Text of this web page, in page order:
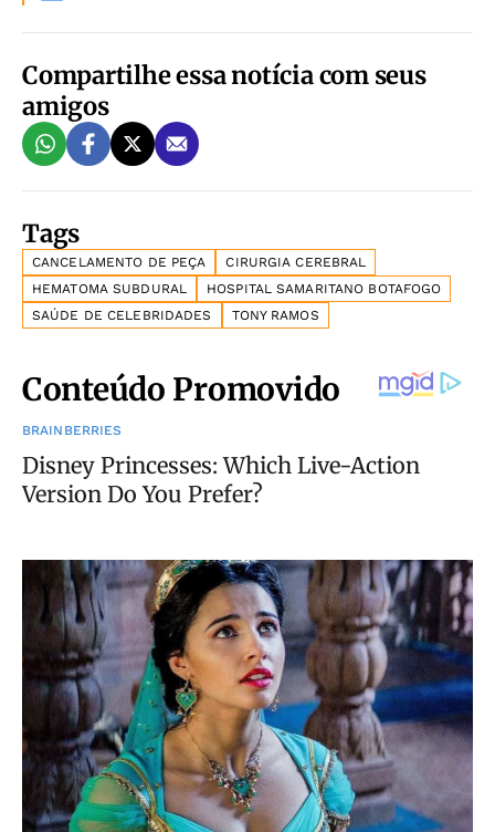
Compartilhe essa notícia com seus
amigos
Tags
CANCELAMENTO DE PEÇA
CIRURGIA CEREBRAL
HEMATOMA SUBDURAL
HOSPITAL SAMARITANO BOTAFOGO
SAÚDE DE CELEBRIDADES
TONY RAMOS